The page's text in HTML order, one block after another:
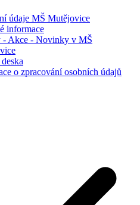
údaje MŠ Mutějovice
informace
- Akce - Novinky v MŠ
o zpracování osobních údajů